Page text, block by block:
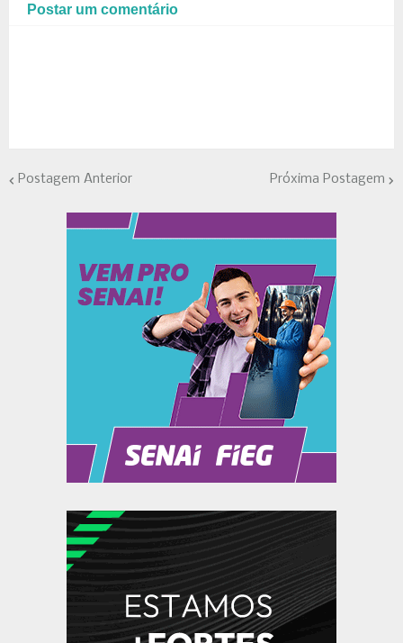
Postar um comentário
Postagem Anterior Próxima Postagem